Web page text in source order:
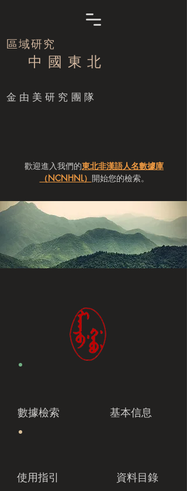
區域研究
中 國 東 北
​金由美研究團隊
歡迎進入我們的東北非漢語人名數據庫
（NCNHNL） 開始您的檢索。
數據檢索 基本信息
使用指引 資料目錄